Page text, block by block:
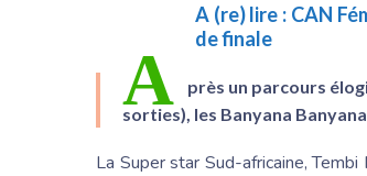
A (re) lire : CAN
de finale
A
près un parcours
sorties), les Banyana
La Super star Sud-africaine,